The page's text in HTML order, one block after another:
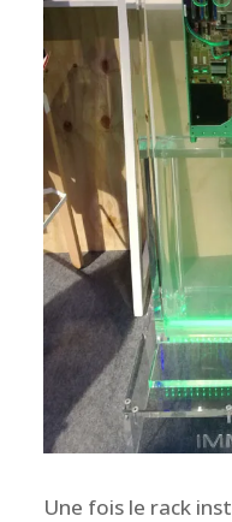
Une fois le rack